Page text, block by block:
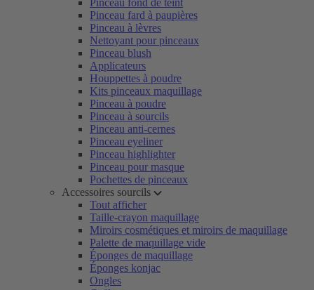
Pinceau fond de teint
Pinceau fard à paupières
Pinceau à lèvres
Nettoyant pour pinceaux
Pinceau blush
Applicateurs
Houppettes à poudre
Kits pinceaux maquillage
Pinceau à poudre
Pinceau à sourcils
Pinceau anti-cernes
Pinceau eyeliner
Pinceau highlighter
Pinceau pour masque
Pochettes de pinceaux
Accessoires sourcils
Tout afficher
Taille-crayon maquillage
Miroirs cosmétiques et miroirs de maquillage
Palette de maquillage vide
Éponges de maquillage
Éponges konjac
Ongles